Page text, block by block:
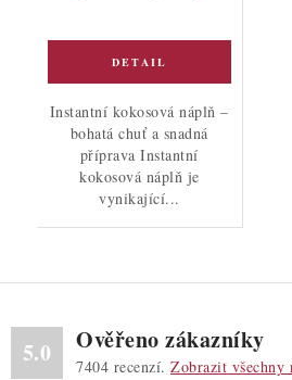
Instantní kokosová náplň –
bohatá chuť a snadná
příprava Instantní
kokosová náplň je
vynikající...
5.0 Ověřeno zákazníky
7404 recenzí. Zobrazit všechny